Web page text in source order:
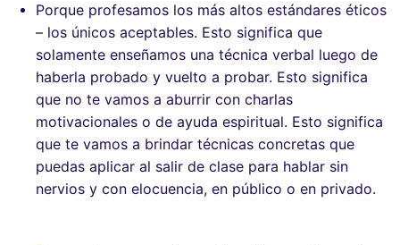
Porque profesamos los más altos estándares éticos
– los únicos aceptables. Esto significa que
solamente enseñamos una técnica verbal luego de
haberla probado y vuelto a probar. Esto significa
que no te vamos a aburrir con charlas
motivacionales o de ayuda espiritual. Esto significa
que te vamos a brindar técnicas concretas que
puedas aplicar al salir de clase para hablar sin
nervios y con elocuencia, en público o en privado.